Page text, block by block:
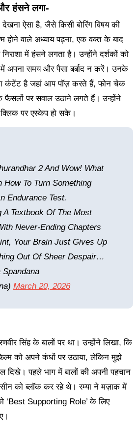
हंसने लगा-
ऐसा है, जैसे किसी बोरिंग विषय की
वाले अध्याय पढ़ना, एक वक्त के बाद
में हंसने लगता है। उन्होंने दर्शकों को
में अपना समय और पैसा बर्बाद न करें। उनके
कंटेंट है जहां आप पॉज़ करते हैं, फोन चेक
पर सवाल उठाने लगते हैं। उन्होंने
पर एस्केप हो सके।
2 And Wow! What
To Turn Something
Endurance Test.
A Textbook Of The Most
Never-Ending Chapters
Your Brain Just Gives Up
Out Of Sheer Despair…
March 20, 2026
सिंह के बालों पर था। उन्होंने लिखा, कि
को अपने कंधों पर उठाया, लेकिन मुझे
दिखे। पहले भाग में बालों की अपनी पहचान
को ब्लॉक कर रहे थे। रम्या ने मज़ाक में
‘Best Supporting Role’ के लिए